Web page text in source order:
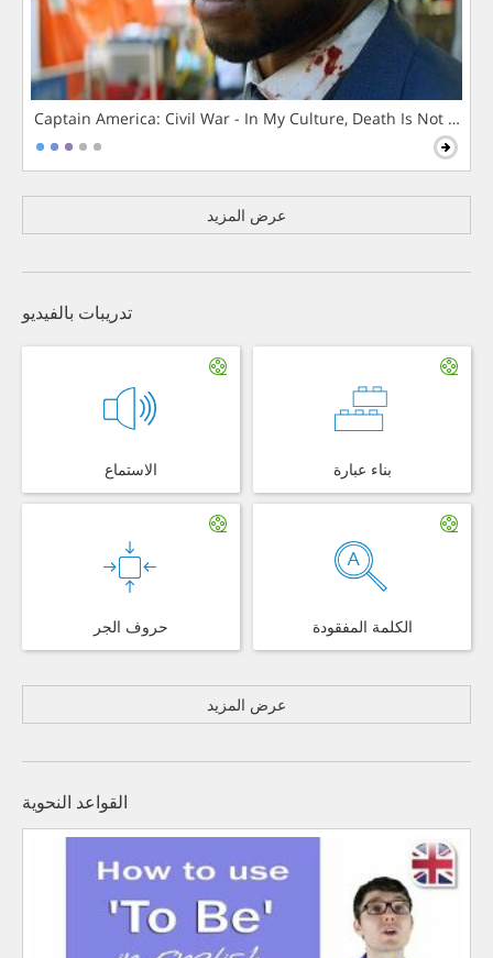
Captain America: Civil War - In My Culture, Death Is Not The
عرض المزيد
تدريبات بالفيديو
الاستماع بناء عبارة
حروف الجر الكلمة المفقودة
عرض المزيد
القواعد النحوية